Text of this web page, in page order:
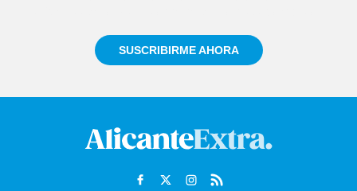
SUSCRIBIRME AHORA